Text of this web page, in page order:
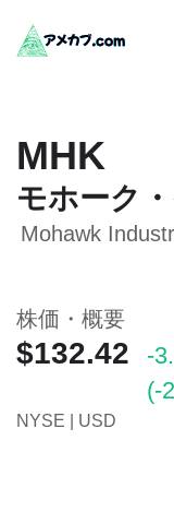
MHK
モホーク
Mohawk
株価・概要
$132.42
-
(-
NYSE | USD